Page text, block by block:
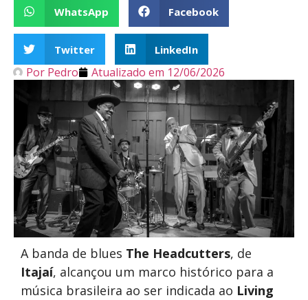
WhatsApp Facebook
Twitter LinkedIn
Por Pedro Atualizado em 12/06/2026
A banda de blues The Headcutters, de
Itajaí, alcançou um marco histórico para a
música brasileira ao ser indicada ao Living